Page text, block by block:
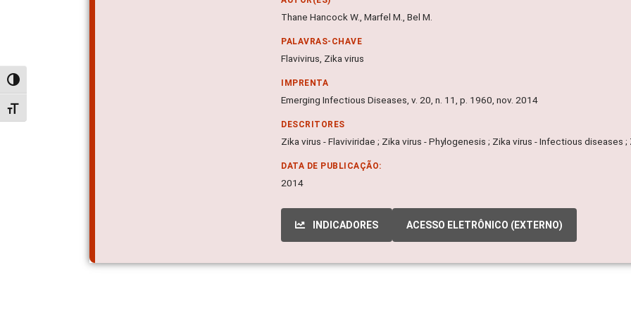
Alternar alto contraste
Alternar tamanho da fonte
Thane Hancock W., Marfel M., Bel M.
PALAVRAS-CHAVE
Flavivirus, Zika virus
IMPRENTA
Emerging Infectious Diseases, v. 20, n. 11, p. 1960, nov. 2014
DESCRITORES
Zika virus - Flaviviridae ; Zika virus - Phylogenesis ; Zika virus - Infectious diseases
DATA DE PUBLICAÇÃO:
2014
INDICADORES ACESSO ELETRÔNICO (EXTERNO)